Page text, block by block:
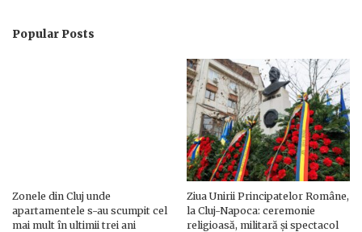
Popular Posts
Zonele din Cluj unde
apartamentele s-au scumpit cel
mai mult în ultimii trei ani
Ziua Unirii Principatelor Române,
la Cluj-Napoca: ceremonie
religioasă, militară și spectacol